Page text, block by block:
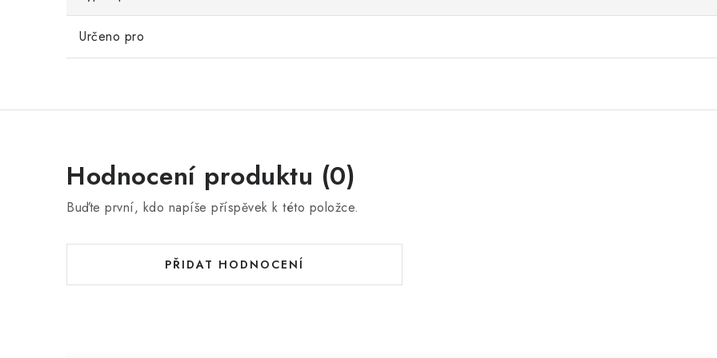
Určeno pro
Hodnocení produktu (0)
Buďte první, kdo napíše příspěvek k této položce.
PŘIDAT HODNOCENÍ